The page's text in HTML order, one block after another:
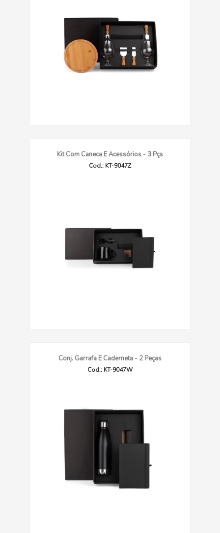
Kit Com Caneca E Acessórios - 3 Pçs
Cod.: KT-9047Z
Conj. Garrafa E Caderneta - 2 Peças
Cod.: KT-9047W